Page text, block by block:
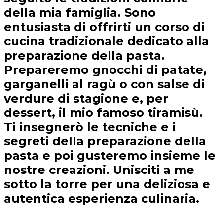
della mia famiglia. Sono
entusiasta di offrirti un corso di
cucina tradizionale dedicato alla
preparazione della pasta.
Prepareremo gnocchi di patate,
garganelli al ragù o con salse di
verdure di stagione e, per
dessert, il mio famoso tiramisù.
Ti insegnerò le tecniche e i
segreti della preparazione della
pasta e poi gusteremo insieme le
nostre creazioni. Unisciti a me
sotto la torre per una deliziosa e
autentica esperienza culinaria.